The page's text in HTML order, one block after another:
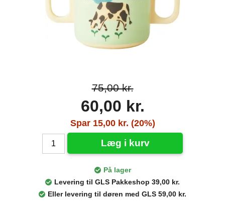
75,00 kr.
60,00 kr.
Spar 15,00 kr. (20%)
Læg i kurv
På lager
Levering til GLS Pakkeshop 39,00 kr.
Eller levering til døren med GLS 59,00 kr.